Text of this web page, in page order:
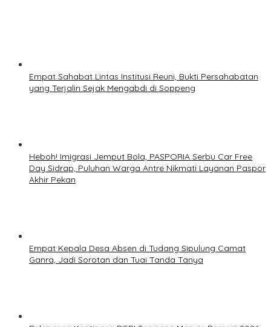
Empat Sahabat Lintas Institusi Reuni, Bukti Persahabatan
yang Terjalin Sejak Mengabdi di Soppeng
Heboh! Imigrasi Jemput Bola, PASPORIA Serbu Car Free
Day Sidrap, Puluhan Warga Antre Nikmati Layanan Paspor
Akhir Pekan
Empat Kepala Desa Absen di Tudang Sipulung Camat
Ganra, Jadi Sorotan dan Tuai Tanda Tanya